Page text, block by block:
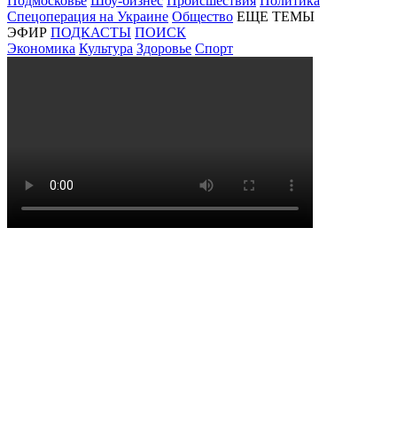
Спецоперация на Украине Общество ЕЩЕ ТЕМЫ
ЭФИР ПОДКАСТЫ ПОИСК
Экономика Культура Здоровье Спорт